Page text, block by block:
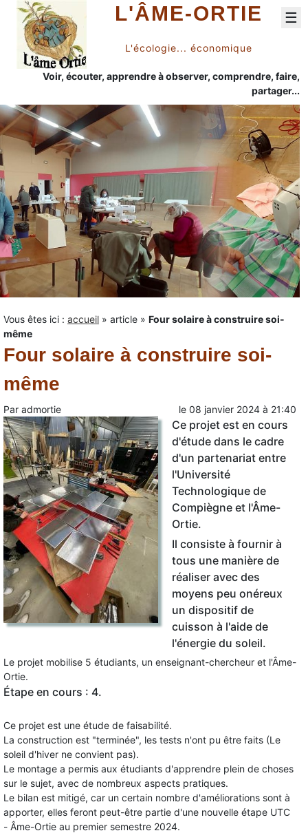
L'ÂME-ORTIE
L'écologie... économique
Voir, écouter, apprendre à observer, comprendre, faire,
partager...
☰
Vous êtes ici : accueil » article » Four solaire à construire soi-
même
Four solaire à construire soi-
même
Par admortie le 08 janvier 2024 à 21:40
Ce projet est en cours
d'étude dans le cadre
d'un partenariat entre
l'Université
Technologique de
Compiègne et l'Âme-
Ortie.
Il consiste à fournir à
tous une manière de
réaliser avec des
moyens peu onéreux
un dispositif de
cuisson à l'aide de
l'énergie du soleil.
Le projet mobilise 5 étudiants, un enseignant-chercheur et l'Âme-
Ortie.
Étape en cours : 4.
Ce projet est une étude de faisabilité.
La construction est "terminée", les tests n'ont pu être faits (Le
soleil d'hiver ne convient pas).
Le montage a permis aux étudiants d'apprendre plein de choses
sur le sujet, avec de nombreux aspects pratiques.
Le bilan est mitigé, car un certain nombre d'améliorations sont à
apporter, elles feront peut-être partie d'une nouvelle étape UTC
- Âme-Ortie au premier semestre 2024.